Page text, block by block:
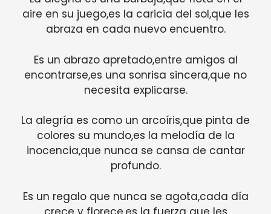
aire en su juego,es la caricia del sol,que les
abraza en cada nuevo encuentro.
Es un abrazo apretado,entre amigos al
encontrarse,es una sonrisa sincera,que no
necesita explicarse.
La alegría es como un arcoíris,que pinta de
colores su mundo,es la melodía de la
inocencia,que nunca se cansa de cantar
profundo.
Es un regalo que nunca se agota,cada día